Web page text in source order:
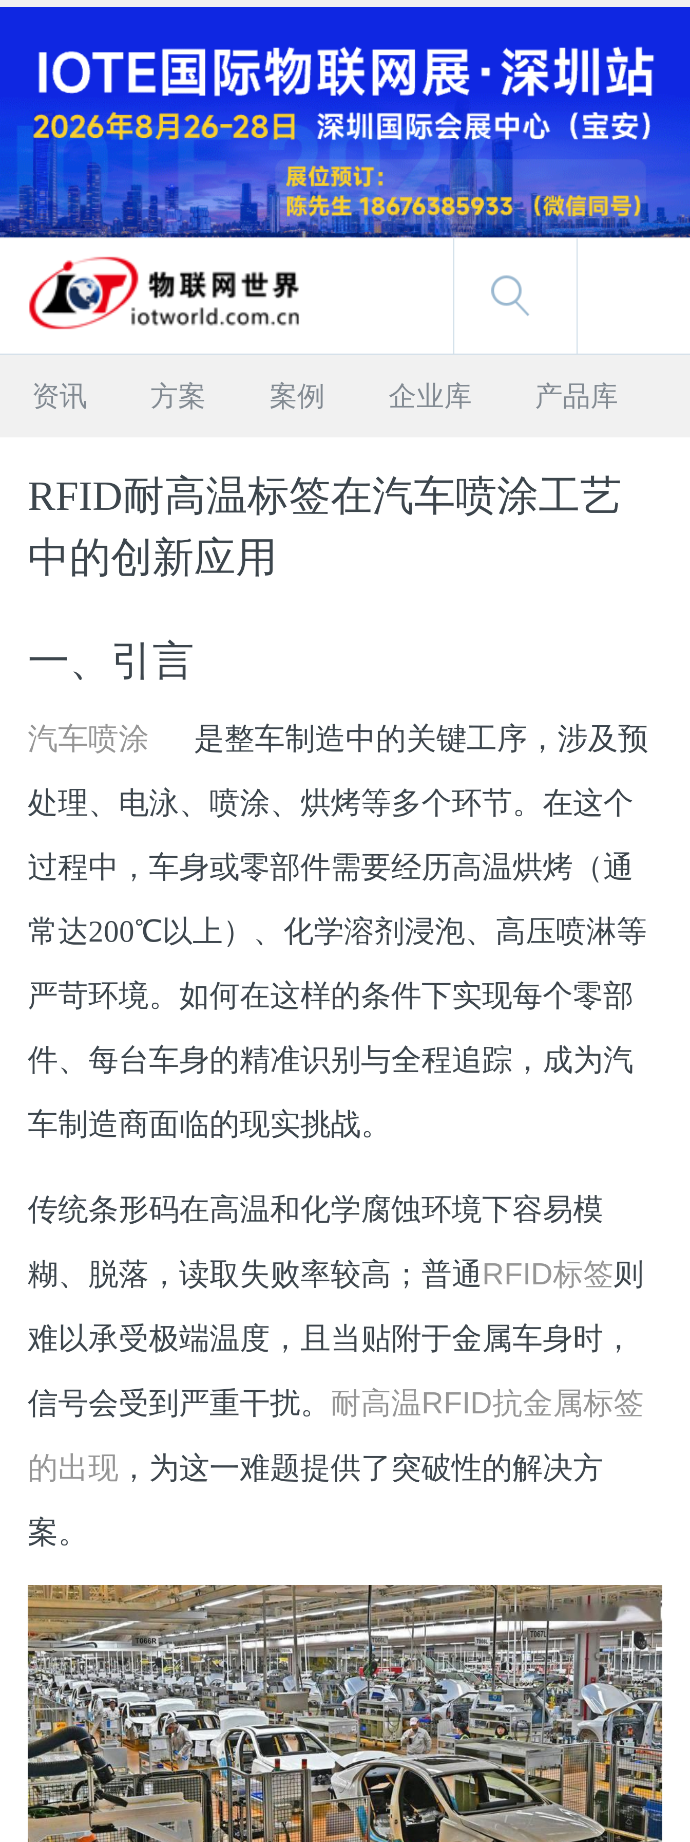
资讯 方案 案例 企业库 产品库
RFID耐高温标签在汽车喷涂工艺
中的创新应用
一、引言
汽车喷涂
是整车制造中的关键工序，涉及预
处理、电泳、喷涂、烘烤等多个环节。在这个
过程中，车身或零部件需要经历高温烘烤（通
常达200℃以上）、化学溶剂浸泡、高压喷淋等
严苛环境。如何在这样的条件下实现每个零部
件、每台车身的精准识别与全程追踪，成为汽
车制造商面临的现实挑战。
传统条形码在高温和化学腐蚀环境下容易模
糊、脱落，读取失败率较高；普通RFID标签则
难以承受极端温度，且当贴附于金属车身时，
信号会受到严重干扰。 耐高温RFID抗金属标签
的出现 ，为这一难题提供了突破性的解决方
案。